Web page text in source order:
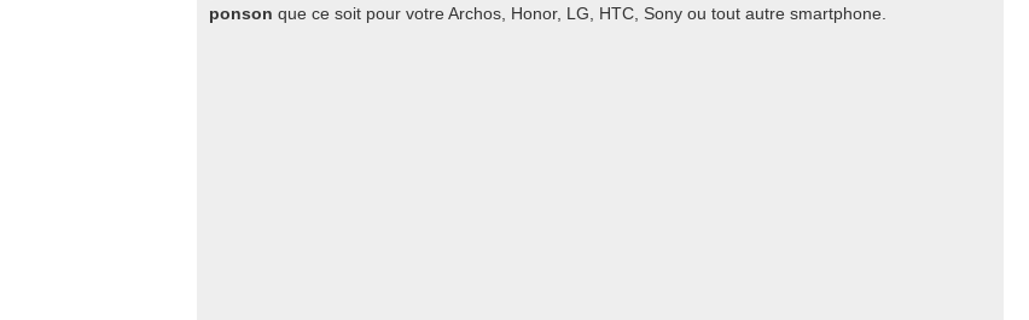
ponson que ce soit pour votre Archos, Honor, LG, HTC, Sony ou tout autre smartphone.